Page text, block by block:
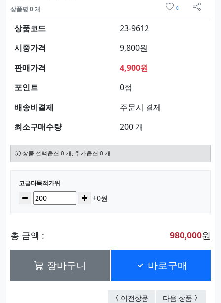
상품평 0 개 0
sns 공
상품코드
23-9612
시중가격
9,800원
판매가격
4,900원
포인트
0점
배송비결제
주문시 결제
최소구매수량
200 개
상품 선택옵션 0 개, 추가옵션 0 개
선택된 옵션
고급다목적가위
수량감소 증가+0원
총 금액 : 980,000원
장바구니 바로구매
이전상품 다용도가위다용도집게
다음 상품 적색양